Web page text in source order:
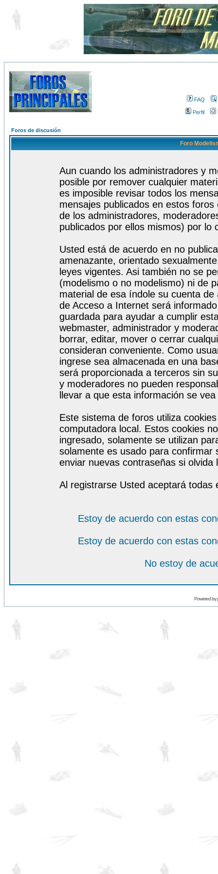
FAQ
Perfil
Foros de discusión
Foro
Aun cuando los administradores y
posible por remover cualquier
es imposible revisar todos los
mensajes publicados en estos
de los administradores,
publicados por ellos mismos) por lo
Usted está de acuerdo en no
amenazante, orientado
leyes vigentes. Asi también no se
(modelismo o no modelismo) ni de
material de esa índole su cuenta
de Acceso a Internet será
guardada para ayudar a cumplir
webmaster, administrador y
borrar, editar, mover o cerrar
consideran conveniente. Como
ingrese sea almacenada en una
será proporcionada a terceros sin
y moderadores no pueden
llevar a que esta información se
Este sistema de foros utiliza
computadora local. Estos cookies
ingresado, solamente se utilizan
solamente es usado para
enviar nuevas contraseñas si olvida
Al registrarse Usted aceptará todas
Estoy de acuerdo con estas
Estoy de acuerdo con estas
No estoy de
Powered by